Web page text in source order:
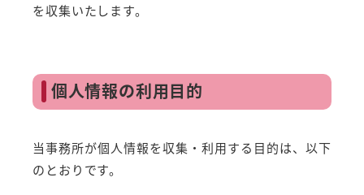
を収集いたします。
個人情報の利用目的
当事務所が個人情報を収集・利用する目的は、以下
のとおりです。